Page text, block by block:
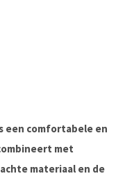
een comfortabele en
met
materiaal en de